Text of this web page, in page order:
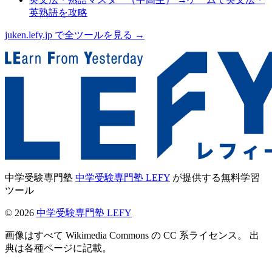
英熟語を攻略
juken.lefy.jp で全ツールを見る →
中学受験専門塾 中学受験専門塾 LEFY が提供する無料学習
ツール
© 2026 中学受験専門塾 LEFY
画像はすべて Wikimedia Commons の CC 系ライセンス。 出
典は各種ページに記載。